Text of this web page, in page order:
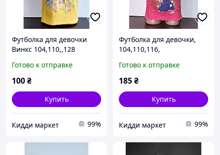
Футболка для девочки
Винкс 104,110,,128
Готово к отправке
100₴
Купить
Кидди маркет 99%
Футболка для девочки,
104,110,116,
Готово к отправке
185₴
Купить
Кидди маркет 99%